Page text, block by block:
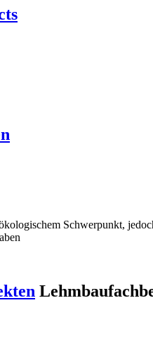
Schwerpunkt,